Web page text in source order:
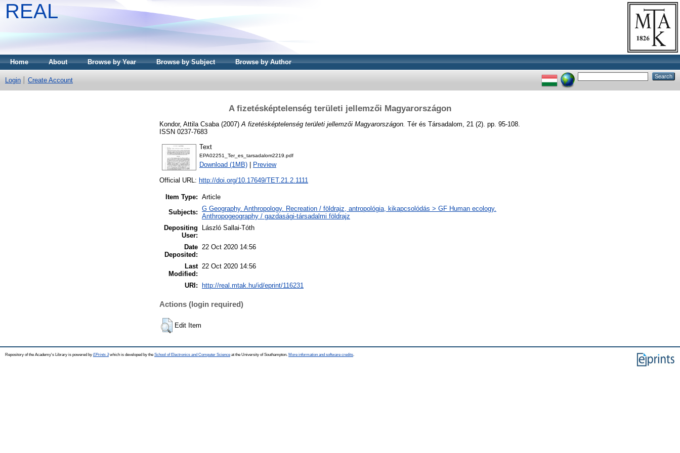
REAL
Home About Browse by Year Browse by Subject Browse by Author
Login Create Account
A fizetésképtelenség területi jellemzői Magyarországon
Kondor, Attila Csaba (2007) A fizetésképtelenség területi jellemzői Magyarországon. Tér és Társadalom, 21 (2). pp. 95-108.
ISSN 0237-7683
Text
EPA02251_Ter_es_tarsadalom2219.pdf
Download (1MB) Preview
Official URL: http://doi.org/10.17649/TET.21.2.1111
Item Type: Article
Subjects: G Geography. Anthropology. Recreation / földrajz, antropológia, kikapcsolódás > GF Human ecology.
Anthropogeography / gazdasági-társadalmi földrajz
Depositing
User:
László Sallai-Tóth
Date
Deposited:
22 Oct 2020 14:56
Last
Modified:
22 Oct 2020 14:56
URI: http://real.mtak.hu/id/eprint/116231
Actions (login required)
Edit Item
Repository of the Academy's Library is powered by EPrints 3which is developed by the School of Electronics and Computer Science at the University of Southampton. More information and software credits